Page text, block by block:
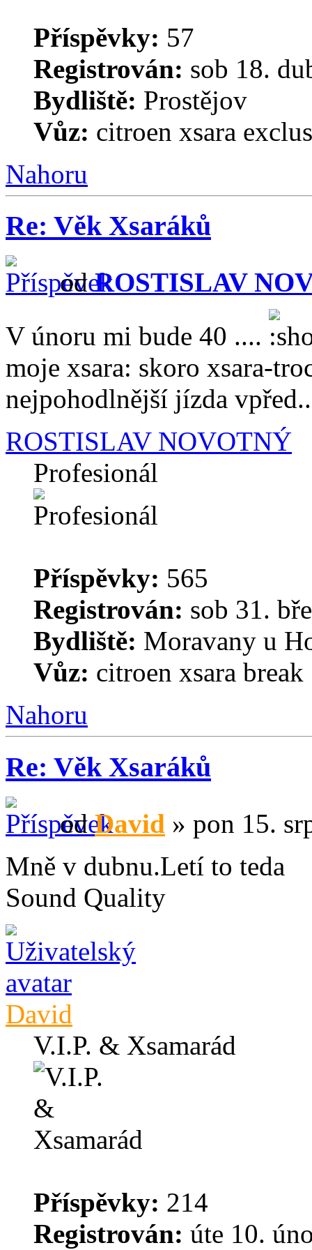
Příspěvky: 57
Registrován: sob 18.
Bydliště: Prostějov
Vůz: citroen xsara
Nahoru
Re: Věk Xsaráků
odROSTISLAV
V únoru mi bude 40 ....
moje xsara: skoro xsara-
nejpohodlnější jízda
ROSTISLAV NOVOTNÝ
Profesionál
Příspěvky: 565
Registrován: sob 31.
Bydliště: Moravany u
Vůz: citroen xsara
Nahoru
Re: Věk Xsaráků
odDavid » pon 15.
Mně v dubnu.Letí to teda
Sound Quality
David
V.I.P. & Xsamarád
Příspěvky: 214
Registrován: úte 10.